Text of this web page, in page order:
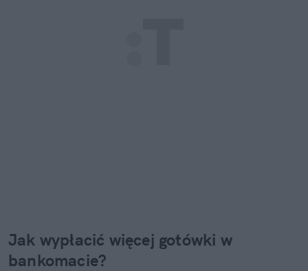
Jak wypłacić więcej gotówki w
bankomacie?